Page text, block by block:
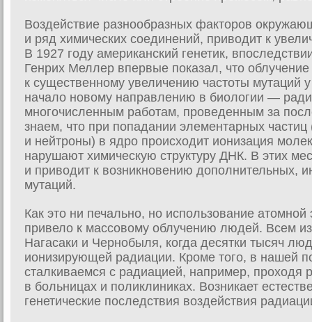
Воздействие разнообразных факторов
и ряд химических соединений, приводит к
В 1927 году американский генетик,
Генрих Меллер впервые показал, что
к существенному увеличению частоты
начало новому направлению в биологии —
многочисленным работам, проведенным за
знаем, что при попадании элементарных
и нейтроны) в ядро происходит ионизация
нарушают химическую структуру ДНК. В этих
и приводит к возникновению дополнительных,
мутаций.
Как это ни печально, но использование
привело к массовому облучению людей. Всем
Нагасаки и Чернобыля, когда десятки тысяч
ионизирующей радиации. Кроме того, в нашей
сталкиваемся с радиацией, например, проходя
в больницах и поликлиниках. Возникает
генетические последствия воздействия